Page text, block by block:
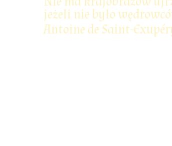
jeżeli nie było
Antoine de Saint-